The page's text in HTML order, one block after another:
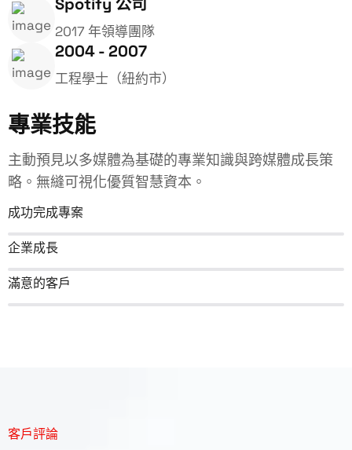
2017 年領導團隊
2004 - 2007
工程學士（紐約市）
專業技能
主動預見以多媒體為基礎的專業知識與跨媒體成長策
略。無縫可視化優質智慧資本。
成功完成專案
企業成長
滿意的客戶
客戶評論